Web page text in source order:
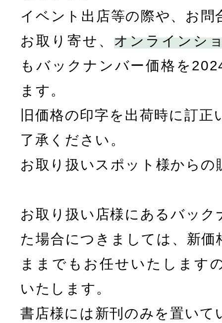
イベント出店等の際や、お
お取り寄せ、オンラインシ
もバックナンバー価格を
ます。
旧価格の印字を出荷時に訂
了承ください。
お取り扱いスポット様からの
お取り扱い店様にあるバッ
た場合につきましては、新
ままでもお任せいたします
いたします。
書店様には新刊のみを置いて